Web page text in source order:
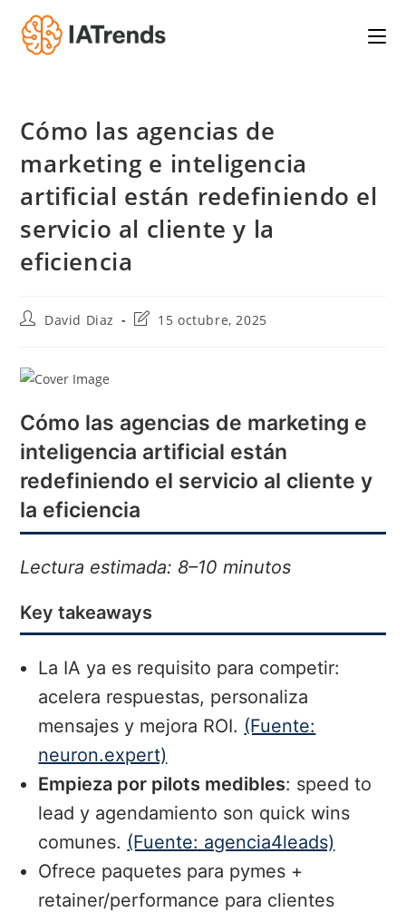
Saltar
contenido
Cómo las agencias de
marketing e inteligencia
artificial están redefiniendo el
servicio al cliente y la
eficiencia
Autor
entrada:
David Diaz
Última15 octubre, 2025
Cómo las agencias de marketing e
inteligencia artificial están
redefiniendo el servicio al cliente y
la eficiencia
Lectura estimada: 8–10 minutos
Key takeaways
La IA ya es requisito para competir:
acelera respuestas, personaliza
mensajes y mejora ROI. (Fuente:
neuron.expert)
Empieza por pilots medibles: speed to
lead y agendamiento son quick wins
comunes. (Fuente: agencia4leads)
Ofrece paquetes para pymes +
retainer/performance para clientes